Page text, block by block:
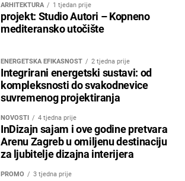
ARHITEKTURA 1 tjedan prije
projekt: Studio Autori – Kopneno
mediteransko utočište
ENERGETSKA EFIKASNOST 2 tjedna prije
Integrirani energetski sustavi: od
kompleksnosti do svakodnevice
suvremenog projektiranja
NOVOSTI 4 tjedna prije
InDizajn sajam i ove godine pretvara
Arenu Zagreb u omiljenu destinaciju
za ljubitelje dizajna interijera
PROMO 3 tjedna prije